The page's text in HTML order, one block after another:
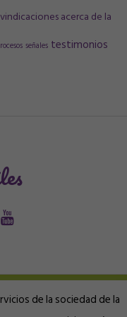
acerca de la
señales testimonios
de la sociedad de la